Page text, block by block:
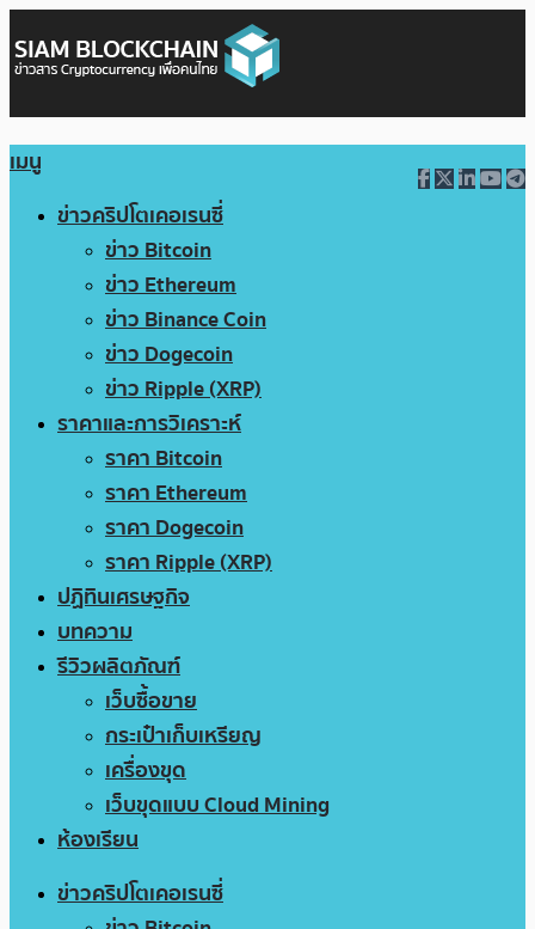
เมนู
ข่าวคริปโตเคอเรนซี่
ข่าว Bitcoin
ข่าว Ethereum
ข่าว Binance Coin
ข่าว Dogecoin
ข่าว Ripple (XRP)
ราคาและการวิเคราะห์
ราคา Bitcoin
ราคา Ethereum
ราคา Dogecoin
ราคา Ripple (XRP)
ปฏิทินเศรษฐกิจ
บทความ
รีวิวผลิตภัณฑ์
เว็บซื้อขาย
กระเป๋าเก็บเหรียญ
เครื่องขุด
เว็บขุดแบบ Cloud Mining
ห้องเรียน
ข่าวคริปโตเคอเรนซี่